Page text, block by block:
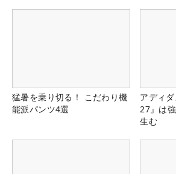
猛暑を乗り切る！ こだわり機
能派パンツ4選
アディ
27』は
生む